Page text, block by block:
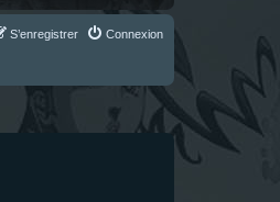
Connexion
S’enregistrer